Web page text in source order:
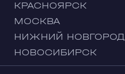
КРАСНОЯРСК
МОСКВА
НИЖНИЙ НОВГОРОД
НОВОСИБИРСК